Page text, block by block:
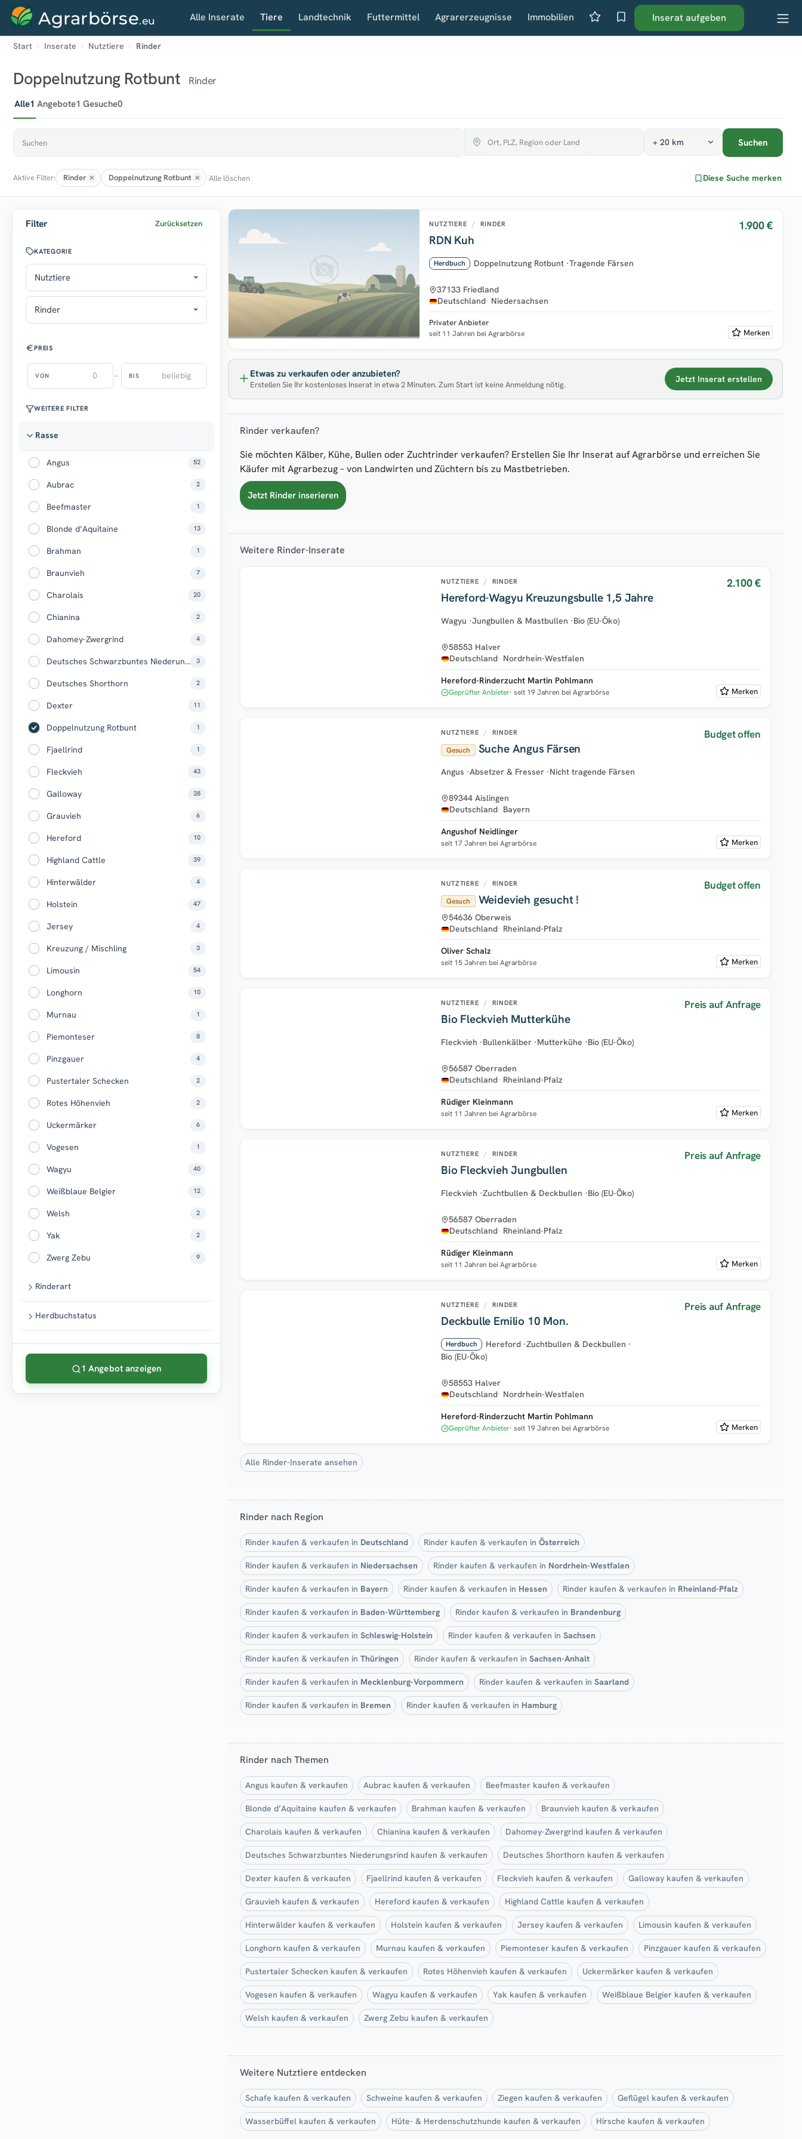
Agrarbörse.eu Alle Inserate Tiere Landtechnik Futtermittel Agrarerzeugnisse Immobilien Inserat aufgeben
Start Inserate Nutztiere Rinder
Doppelnutzung Rotbunt Rinder
Alle1 Angebote1 Gesuche0
Suchen
Aktive Filter: Rinder Doppelnutzung Rotbunt Alle löschen Diese Suche merken
Filter Zurücksetzen
KATEGORIE
Nutztiere
Rinder
PREIS
VON – BIS
WEITERE FILTER
Rasse
Angus 52
Aubrac 2
Beefmaster 1
Blonde d’Aquitaine 13
Brahman 1
Braunvieh 7
Charolais 20
Chianina 2
Dahomey-Zwergrind 4
Deutsches Schwarzbuntes Niederungsrind 3
Deutsches Shorthorn 2
Dexter 11
Doppelnutzung Rotbunt 1
Fjaellrind 1
Fleckvieh 43
Galloway 28
Grauvieh 6
Hereford 10
Highland Cattle 39
Hinterwälder 4
Holstein 47
Jersey 4
Kreuzung / Mischling 3
Limousin 54
Longhorn 10
Murnau 1
Piemonteser 8
Pinzgauer 4
Pustertaler Schecken 2
Rotes Höhenvieh 2
Uckermärker 6
Vogesen 1
Wagyu 40
Weißblaue Belgier 12
Welsh 2
Yak 2
Zwerg Zebu 9
Rinderart
Herdbuchstatus
1 Angebot anzeigen
NUTZTIERE / RINDER
RDN Kuh
1.900 €
Herdbuch Doppelnutzung Rotbunt ·Tragende Färsen
37133 Friedland
Deutschland Niedersachsen
Privater Anbieter
seit 11 Jahren bei Agrarbörse Merken
Etwas zu verkaufen oder anzubieten?
Erstellen Sie Ihr kostenloses Inserat in etwa 2 Minuten. Zum Start ist keine Anmeldung nötig.
Jetzt Inserat erstellen
Rinder verkaufen?
Sie möchten Kälber, Kühe, Bullen oder Zuchtrinder verkaufen? Erstellen Sie Ihr Inserat auf Agrarbörse und erreichen Sie
Käufer mit Agrarbezug – von Landwirten und Züchtern bis zu Mastbetrieben.
Jetzt Rinder inserieren
Weitere Rinder-Inserate
NUTZTIERE / RINDER
Hereford-Wagyu Kreuzungsbulle 1,5 Jahre
2.100 €
Wagyu ·Jungbullen & Mastbullen ·Bio (EU-Öko)
58553 Halver
Deutschland Nordrhein-Westfalen
Hereford-Rinderzucht Martin Pohlmann
Geprüfter Anbieter seit 19 Jahren bei Agrarbörse Merken
NUTZTIERE / RINDER
Gesuch Suche Angus Färsen
Budget offen
Angus ·Absetzer & Fresser ·Nicht tragende Färsen
89344 Aislingen
Deutschland Bayern
Angushof Neidlinger
seit 17 Jahren bei Agrarbörse Merken
NUTZTIERE / RINDER
Gesuch Weidevieh gesucht !
Budget offen
54636 Oberweis
Deutschland Rheinland-Pfalz
Oliver Schalz
seit 15 Jahren bei Agrarbörse Merken
NUTZTIERE / RINDER
Bio Fleckvieh Mutterkühe
Preis auf Anfrage
Fleckvieh ·Bullenkälber ·Mutterkühe ·Bio (EU-Öko)
56587 Oberraden
Deutschland Rheinland-Pfalz
Rüdiger Kleinmann
seit 11 Jahren bei Agrarbörse Merken
NUTZTIERE / RINDER
Bio Fleckvieh Jungbullen
Preis auf Anfrage
Fleckvieh ·Zuchtbullen & Deckbullen ·Bio (EU-Öko)
56587 Oberraden
Deutschland Rheinland-Pfalz
Rüdiger Kleinmann
seit 11 Jahren bei Agrarbörse Merken
NUTZTIERE / RINDER
Deckbulle Emilio 10 Mon.
Preis auf Anfrage
Herdbuch Hereford ·Zuchtbullen & Deckbullen ·
Bio (EU-Öko)
58553 Halver
Deutschland Nordrhein-Westfalen
Hereford-Rinderzucht Martin Pohlmann
Geprüfter Anbieter seit 19 Jahren bei Agrarbörse Merken
Alle Rinder-Inserate ansehen
Rinder nach Region
Rinder kaufen & verkaufen in Deutschland Rinder kaufen & verkaufen in Österreich
Rinder kaufen & verkaufen in Niedersachsen Rinder kaufen & verkaufen in Nordrhein-Westfalen
Rinder kaufen & verkaufen in Bayern Rinder kaufen & verkaufen in Hessen Rinder kaufen & verkaufen in Rheinland-Pfalz
Rinder kaufen & verkaufen in Baden-Württemberg Rinder kaufen & verkaufen in Brandenburg
Rinder kaufen & verkaufen in Schleswig-Holstein Rinder kaufen & verkaufen in Sachsen
Rinder kaufen & verkaufen in Thüringen Rinder kaufen & verkaufen in Sachsen-Anhalt
Rinder kaufen & verkaufen in Mecklenburg-Vorpommern Rinder kaufen & verkaufen in Saarland
Rinder kaufen & verkaufen in Bremen Rinder kaufen & verkaufen in Hamburg
Rinder nach Themen
Angus kaufen & verkaufen Aubrac kaufen & verkaufen Beefmaster kaufen & verkaufen
Blonde d’Aquitaine kaufen & verkaufen Brahman kaufen & verkaufen Braunvieh kaufen & verkaufen
Charolais kaufen & verkaufen Chianina kaufen & verkaufen Dahomey-Zwergrind kaufen & verkaufen
Deutsches Schwarzbuntes Niederungsrind kaufen & verkaufen Deutsches Shorthorn kaufen & verkaufen
Dexter kaufen & verkaufen Fjaellrind kaufen & verkaufen Fleckvieh kaufen & verkaufen Galloway kaufen & verkaufen
Grauvieh kaufen & verkaufen Hereford kaufen & verkaufen Highland Cattle kaufen & verkaufen
Hinterwälder kaufen & verkaufen Holstein kaufen & verkaufen Jersey kaufen & verkaufen Limousin kaufen & verkaufen
Longhorn kaufen & verkaufen Murnau kaufen & verkaufen Piemonteser kaufen & verkaufen Pinzgauer kaufen & verkaufen
Pustertaler Schecken kaufen & verkaufen Rotes Höhenvieh kaufen & verkaufen Uckermärker kaufen & verkaufen
Vogesen kaufen & verkaufen Wagyu kaufen & verkaufen Yak kaufen & verkaufen Weißblaue Belgier kaufen & verkaufen
Welsh kaufen & verkaufen Zwerg Zebu kaufen & verkaufen
Weitere Nutztiere entdecken
Schafe kaufen & verkaufen Schweine kaufen & verkaufen Ziegen kaufen & verkaufen Geflügel kaufen & verkaufen
Wasserbüffel kaufen & verkaufen Hüte- & Herdenschutzhunde kaufen & verkaufen Hirsche kaufen & verkaufen